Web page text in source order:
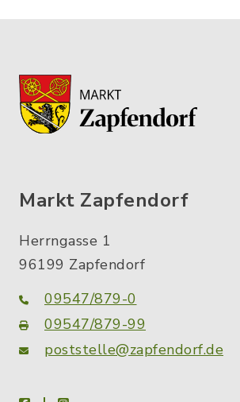
Markt Zapfendorf
Herrngasse 1
96199 Zapfendorf
09547/879-0
09547/879-99
poststelle@zapfendorf.de